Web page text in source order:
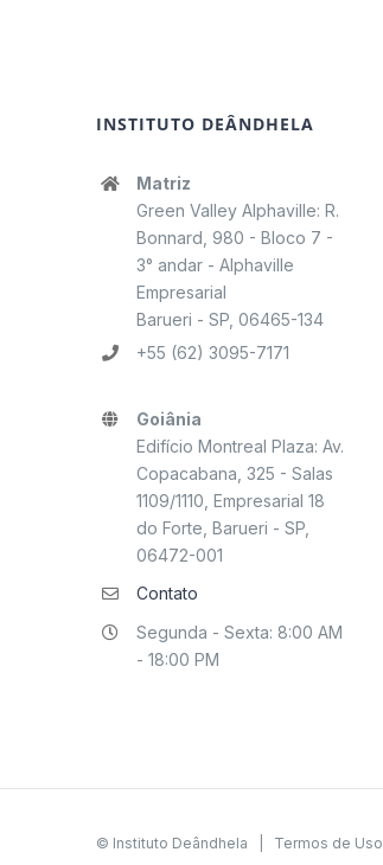
INSTITUTO DEÂNDHELA
Matriz
Green Valley Alphaville: R.
Bonnard, 980 - Bloco 7 -
3° andar - Alphaville
Empresarial
Barueri - SP, 06465-134
+55 (62) 3095-7171
Goiânia
Edifício Montreal Plaza: Av.
Copacabana, 325 - Salas
1109/1110, Empresarial 18
do Forte, Barueri - SP,
06472-001
Contato
Segunda - Sexta: 8:00 AM
- 18:00 PM
© Instituto Deândhela | Termos de Uso